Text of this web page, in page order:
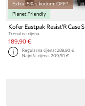
Extra -5% s kodom: OFF*
Planet Friendly
Kofer Eastpak Resist'R Case S
Trenutna cijena:
189,90 €
Regularna cijena:289,90 €
Najniža cijena:209,90 €